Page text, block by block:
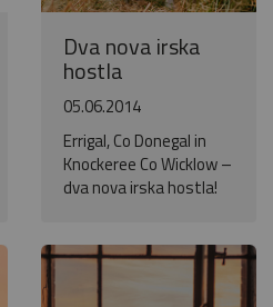
Dva nova irska
hostla
05.06.2014
Errigal, Co Donegal in
Knockeree Co Wicklow –
dva nova irska hostla!